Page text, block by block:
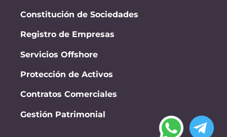
Constitución de Sociedades
Registro de Empresas
Servicios Offshore
Protección de Activos
Contratos Comerciales
Gestión Patrimonial